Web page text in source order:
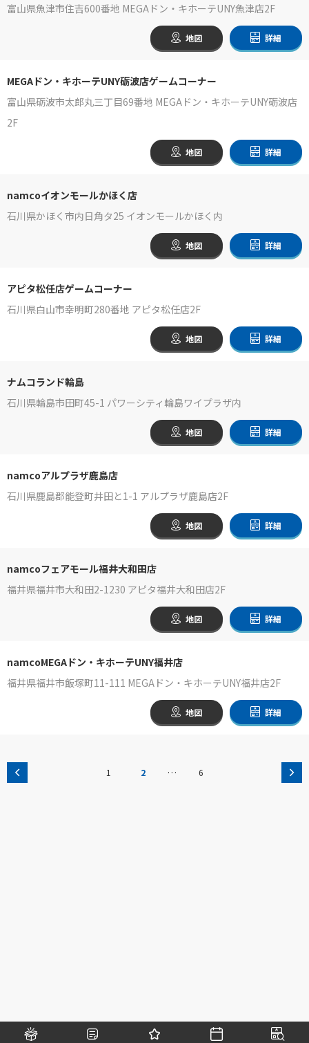
富山県魚津市住吉600番地 MEGAドン・キホーテUNY魚津店2F
地図 詳細
MEGAドン・キホーテUNY砺波店ゲームコーナー
富山県砺波市太郎丸三丁目69番地 MEGAドン・キホーテUNY砺波店
2F
地図 詳細
namcoイオンモールかほく店
石川県かほく市内日角タ25 イオンモールかほく内
地図 詳細
アピタ松任店ゲームコーナー
石川県白山市幸明町280番地 アピタ松任店2F
地図 詳細
ナムコランド輪島
石川県輪島市田町45-1 パワーシティ輪島ワイプラザ内
地図 詳細
namcoアルプラザ鹿島店
石川県鹿島郡能登町井田と1-1 アルプラザ鹿島店2F
地図 詳細
namcoフェアモール福井大和田店
福井県福井市大和田2-1230 アピタ福井大和田店2F
地図 詳細
namcoMEGAドン・キホーテUNY福井店
福井県福井市飯塚町11-111 MEGAドン・キホーテUNY福井店2F
地図 詳細
1 2 … 6